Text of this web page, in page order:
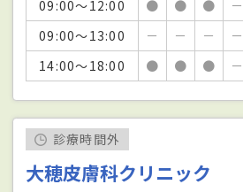
09:00～12:00 ● ● ● －
09:00～13:00
－ － － －
14:00～18:00
● ● ● －
診療時間外
大穂皮膚科クリニック